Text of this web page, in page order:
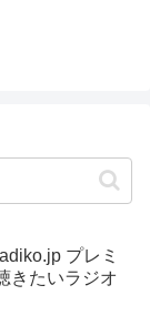
プレミ
きたいラジオ